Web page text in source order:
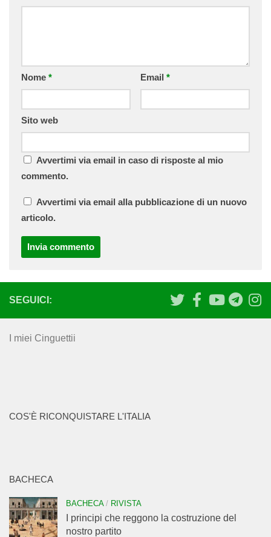
Nome * Email *
Sito web
Avvertimi via email in caso di risposte al mio
commento.
Avvertimi via email alla pubblicazione di un nuovo
articolo.
SEGUICI:
I miei Cinguettii
COS'È RICONQUISTARE L'ITALIA
BACHECA
BACHECA/ RIVISTA
I principi che reggono la costruzione del
nostro partito